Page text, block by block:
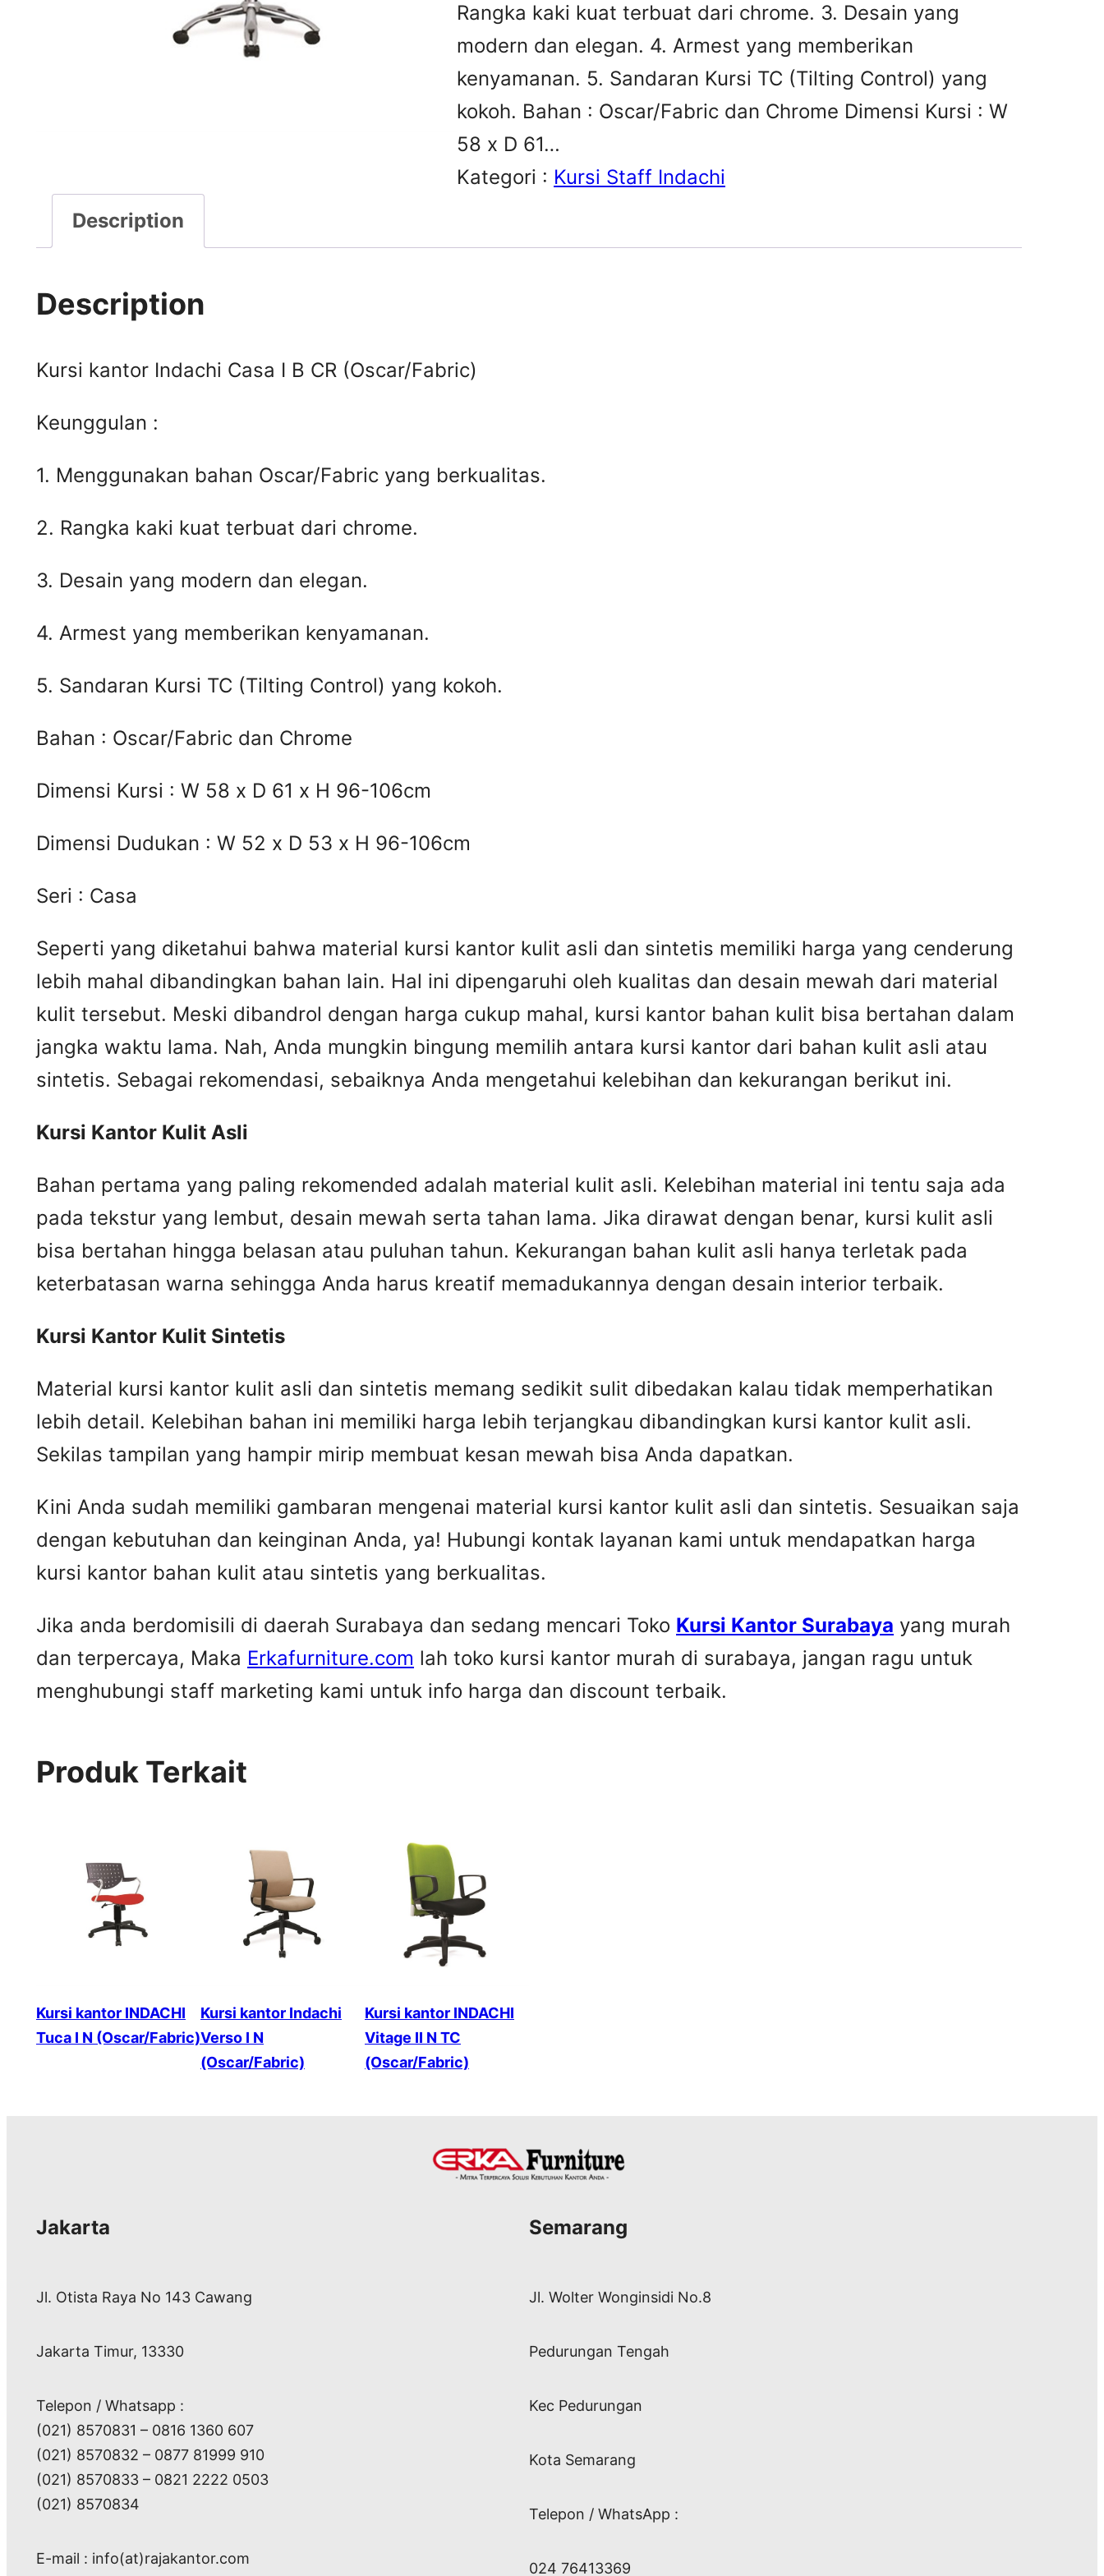
Rangka kaki kuat terbuat dari chrome. 3. Desain yang
modern dan elegan. 4. Armest yang memberikan
kenyamanan. 5. Sandaran Kursi TC (Tilting Control) yang
kokoh. Bahan : Oscar/Fabric dan Chrome Dimensi Kursi : W
58 x D 61…
Kategori : Kursi Staff Indachi
Description
Description
Kursi kantor Indachi Casa I B CR (Oscar/Fabric)
Keunggulan :
1. Menggunakan bahan Oscar/Fabric yang berkualitas.
2. Rangka kaki kuat terbuat dari chrome.
3. Desain yang modern dan elegan.
4. Armest yang memberikan kenyamanan.
5. Sandaran Kursi TC (Tilting Control) yang kokoh.
Bahan : Oscar/Fabric dan Chrome
Dimensi Kursi : W 58 x D 61 x H 96-106cm
Dimensi Dudukan : W 52 x D 53 x H 96-106cm
Seri : Casa
Seperti yang diketahui bahwa material kursi kantor kulit asli dan sintetis memiliki harga yang cenderung
lebih mahal dibandingkan bahan lain. Hal ini dipengaruhi oleh kualitas dan desain mewah dari material
kulit tersebut. Meski dibandrol dengan harga cukup mahal, kursi kantor bahan kulit bisa bertahan dalam
jangka waktu lama. Nah, Anda mungkin bingung memilih antara kursi kantor dari bahan kulit asli atau
sintetis. Sebagai rekomendasi, sebaiknya Anda mengetahui kelebihan dan kekurangan berikut ini.
Kursi Kantor Kulit Asli
Bahan pertama yang paling rekomended adalah material kulit asli. Kelebihan material ini tentu saja ada
pada tekstur yang lembut, desain mewah serta tahan lama. Jika dirawat dengan benar, kursi kulit asli
bisa bertahan hingga belasan atau puluhan tahun. Kekurangan bahan kulit asli hanya terletak pada
keterbatasan warna sehingga Anda harus kreatif memadukannya dengan desain interior terbaik.
Kursi Kantor Kulit Sintetis
Material kursi kantor kulit asli dan sintetis memang sedikit sulit dibedakan kalau tidak memperhatikan
lebih detail. Kelebihan bahan ini memiliki harga lebih terjangkau dibandingkan kursi kantor kulit asli.
Sekilas tampilan yang hampir mirip membuat kesan mewah bisa Anda dapatkan.
Kini Anda sudah memiliki gambaran mengenai material kursi kantor kulit asli dan sintetis. Sesuaikan saja
dengan kebutuhan dan keinginan Anda, ya! Hubungi kontak layanan kami untuk mendapatkan harga
kursi kantor bahan kulit atau sintetis yang berkualitas.
Jika anda berdomisili di daerah Surabaya dan sedang mencari Toko Kursi Kantor Surabaya yang murah
dan terpercaya, Maka Erkafurniture.com lah toko kursi kantor murah di surabaya, jangan ragu untuk
menghubungi staff marketing kami untuk info harga dan discount terbaik.
Produk Terkait
Kursi kantor INDACHI
Tuca I N (Oscar/Fabric)
Kursi kantor Indachi
Verso I N
(Oscar/Fabric)
Kursi kantor INDACHI
Vitage II N TC
(Oscar/Fabric)
Jakarta
Jl. Otista Raya No 143 Cawang
Jakarta Timur, 13330
Telepon / Whatsapp :
(021) 8570831 – 0816 1360 607
(021) 8570832 – 0877 81999 910
(021) 8570833 – 0821 2222 0503
(021) 8570834
E-mail : info(at)rajakantor.com
Semarang
Jl. Wolter Wonginsidi No.8
Pedurungan Tengah
Kec Pedurungan
Kota Semarang
Telepon / WhatsApp :
024 76413369